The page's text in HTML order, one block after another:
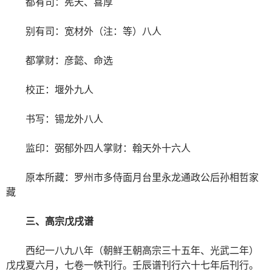
别有司：宽材外（注：等）八人
都掌财：彦懿、命选
校正：堰外九人
书写：锡龙外八人
监印：弼郁外四人掌财：翰天外十六人
原本所藏：罗州市多侍面月台里永龙通政公后孙相哲家
藏
三、高宗戊戌谱
西纪一八九八年（朝鲜王朝高宗三十五年、光武二年）
戊戌夏六月，七卷一帙刊行。壬辰谱刊行六十七年后刊行。